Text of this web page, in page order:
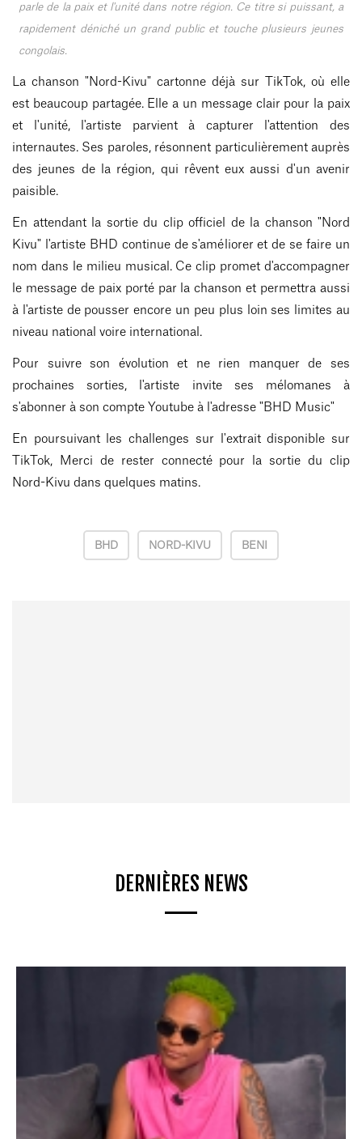
parle de la paix et l'unité dans notre région. Ce titre si puissant, a
rapidement déniché un grand public et touche plusieurs jeunes
congolais.
La chanson "Nord-Kivu" cartonne déjà sur TikTok, où elle
est beaucoup partagée. Elle a un message clair pour la paix
et l'unité, l'artiste parvient à capturer l'attention des
internautes. Ses paroles, résonnent particulièrement auprès
des jeunes de la région, qui rêvent eux aussi d'un avenir
paisible.
En attendant la sortie du clip officiel de la chanson "Nord
Kivu" l'artiste BHD continue de s'améliorer et de se faire un
nom dans le milieu musical. Ce clip promet d'accompagner
le message de paix porté par la chanson et permettra aussi
à l'artiste de pousser encore un peu plus loin ses limites au
niveau national voire international.
Pour suivre son évolution et ne rien manquer de ses
prochaines sorties, l'artiste invite ses mélomanes à
s'abonner à son compte Youtube à l'adresse "BHD Music"
En poursuivant les challenges sur l'extrait disponible sur
TikTok, Merci de rester connecté pour la sortie du clip
Nord-Kivu dans quelques matins.
BHD NORD-KIVU BENI
DERNIÈRES NEWS